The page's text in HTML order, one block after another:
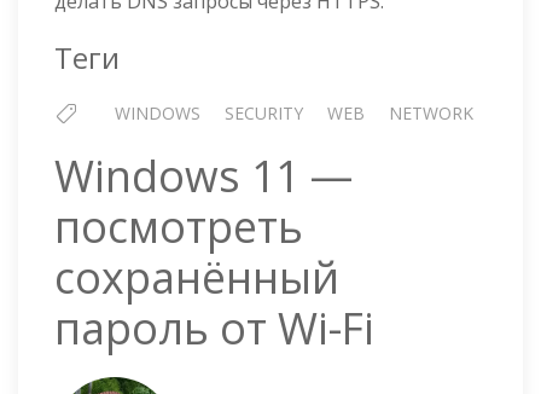
Теги
WINDOWS SECURITY WEB NETWORK
Windows 11 —
посмотреть
сохранённый
пароль от Wi-Fi